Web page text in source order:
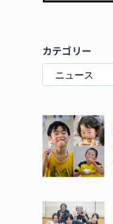
カテゴリー